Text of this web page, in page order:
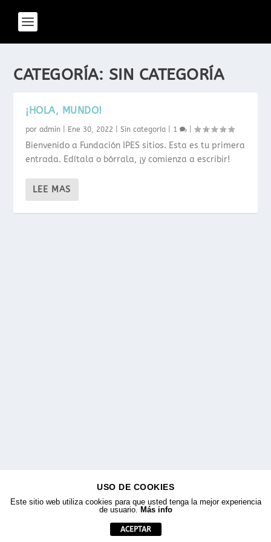
CATEGORÍA: SIN CATEGORÍA
¡HOLA, MUNDO!
poradmin Ene 30, 2022 |Sin categoría 1 |
Bienvenido a Fundación IPES sitios. Esta es tu primera
entrada. Edítala o bórrala, ¡y comienza a escribir!
LEE MAS
USO DE COOKIES
Este sitio web utiliza cookies para que usted tenga la mejor experiencia
de usuario. Más info
ACEPTAR